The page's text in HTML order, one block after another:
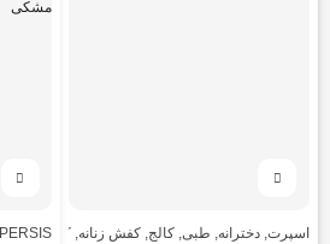
اسپرت,دخترانه, طبی,کالج,کفش زنانه,کفش زنانه
PERSIS